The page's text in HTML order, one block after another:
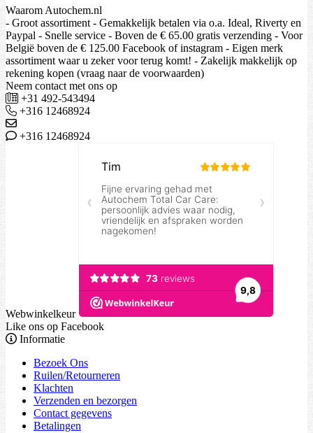
Waarom Autochem.nl
- Groot assortiment - Gemakkelijk betalen via o.a. Ideal, Riverty en
Paypal - Snelle service - Boven de € 65.00 gratis verzending - Voor
België boven de € 125.00 Facebook of instagram - Eigen merk
assortiment waar u zeker voor terug komt! - Zakelijk makkelijk op
rekening kopen (vraag naar de voorwaarden)
Neem contact met ons op
+31 492-543494
+316 12468924
+316 12468924
Webwinkelkeur
Like ons op Facebook
Informatie
Bezoek Ons
Ruilen/Retourneren
Klachten
Verzenden en bezorgen
Contact gegevens
Betalingen